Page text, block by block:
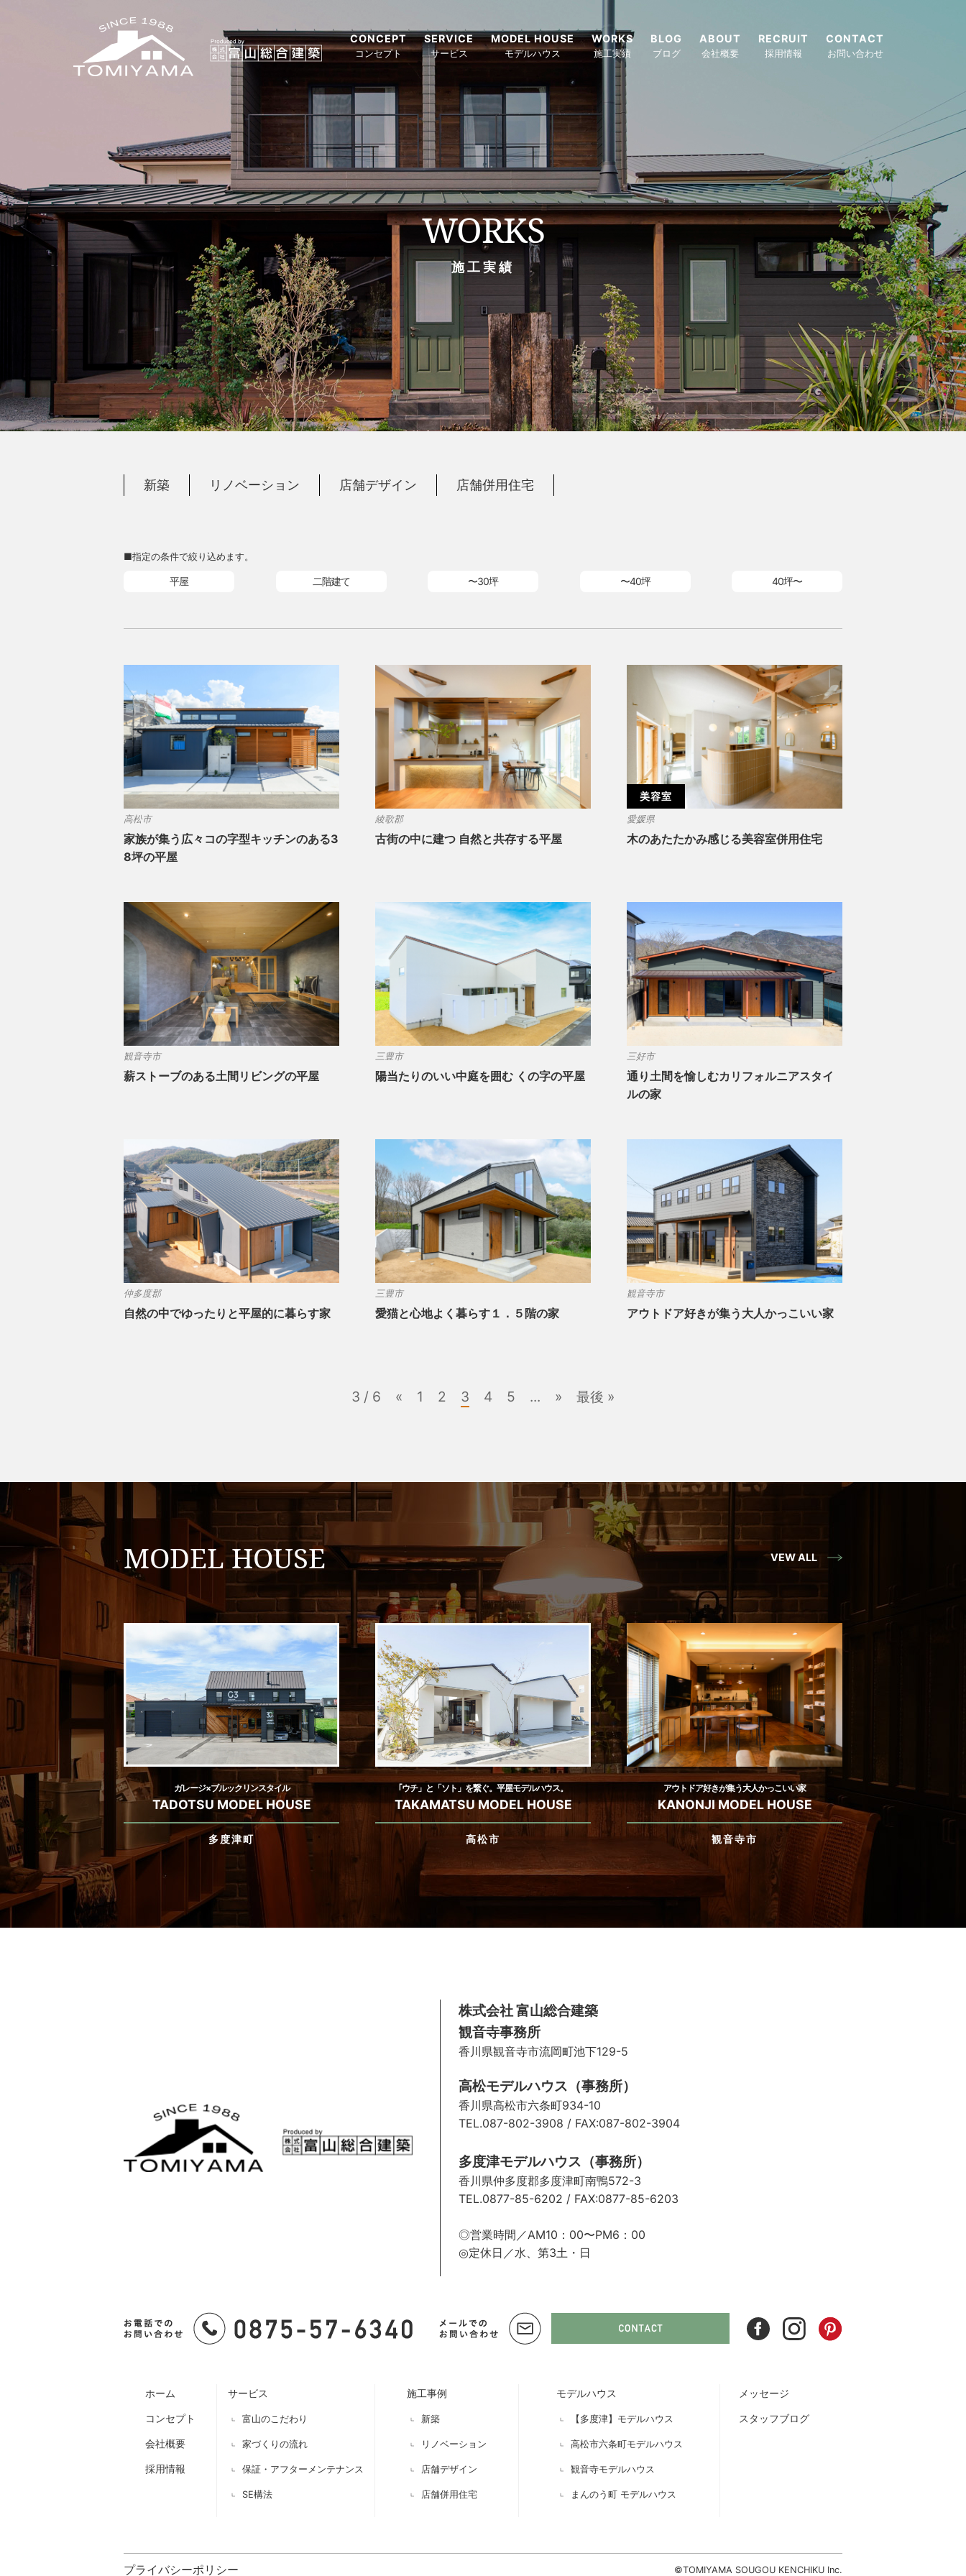
CONCEPT
コンセプト
SERVICE
サービス
MODEL HOUSE
モデルハウス
WORKS
施工実績
BLOG
ブログ
ABOUT
会社概要
RECRUIT
採用情報
CONTACT
お問い合わせ
WORKS
施工実績
新築 リノベーション 店舗デザイン 店舗併用住宅
■指定の条件で絞り込めます。
平屋 二階建て 〜30坪 〜40坪 40坪〜
高松市
家族が集う広々コの字型キッチンのある3
8坪の平屋
綾歌郡
古街の中に建つ 自然と共存する平屋
美容室
愛媛県
木のあたたかみ感じる美容室併用住宅
観音寺市
薪ストーブのある土間リビングの平屋
三豊市
陽当たりのいい中庭を囲む くの字の平屋
三好市
通り土間を愉しむカリフォルニアスタイ
ルの家
仲多度郡
自然の中でゆったりと平屋的に暮らす家
三豊市
愛猫と心地よく暮らす１．５階の家
観音寺市
アウトドア好きが集う大人かっこいい家
3 / 6 « 1 2 3 4 5 ... » 最後 »
MODEL HOUSE VEW ALL
ガレージ×ブルックリンスタイル
TADOTSU MODEL HOUSE
多度津町
｢ウチ」と「ソト」を繋ぐ。平屋モデルハウス。
TAKAMATSU MODEL HOUSE
高松市
アウトドア好きが集う大人かっこいい家
KANONJI MODEL HOUSE
観音寺市
株式会社 富山総合建築
観音寺事務所
香川県観音寺市流岡町池下129-5
高松モデルハウス（事務所）
香川県高松市六条町934-10
TEL.087-802-3908 / FAX:087-802-3904
多度津モデルハウス（事務所）
香川県仲多度郡多度津町南鴨572-3
TEL.0877-85-6202 / FAX:0877-85-6203
◎営業時間／AM10：00〜PM6：00
◎定休日／水、第3土・日
ホーム
コンセプト
会社概要
採用情報
サービス
富山のこだわり
家づくりの流れ
保証・アフターメンテナンス
SE構法
施工事例
新築
リノベーション
店舗デザイン
店舗併用住宅
モデルハウス
【多度津】モデルハウス
高松市六条町モデルハウス
観音寺モデルハウス
まんのう町 モデルハウス
メッセージ
スタッフブログ
プライバシーポリシー ©TOMIYAMA SOUGOU KENCHIKU Inc.